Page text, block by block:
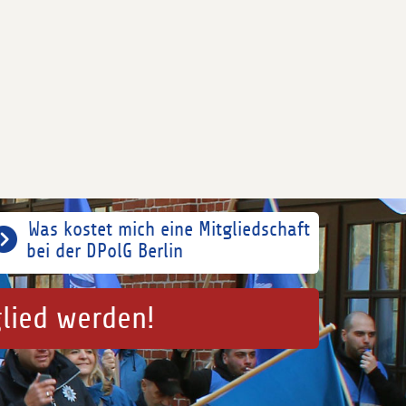
Was kostet mich eine Mitgliedschaft
bei der DPolG Berlin
werden!